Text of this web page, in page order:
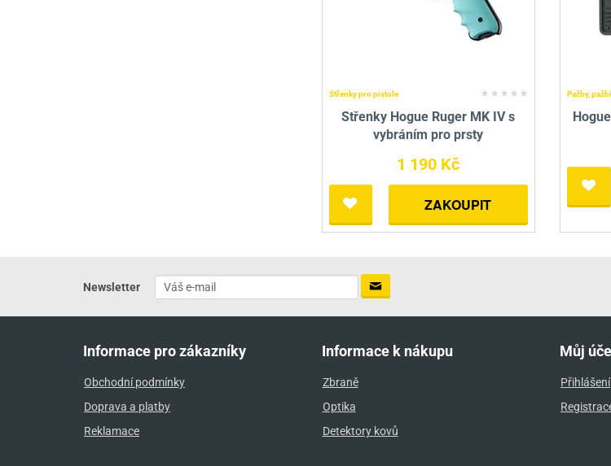
Střenky pro pistole
Střenky Hogue Ruger MK IV s
vybráním pro prsty
1 190 Kč
ZAKOUPIT
Pažby,
Newsletter
Informace pro zákazníky
Obchodní podmínky
Doprava a platby
Reklamace
Informace k nákupu
Zbraně
Optika
Detektory kovů
Můj
Přihlášení